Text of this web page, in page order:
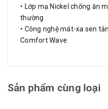
• Lớp mạ Nickel chống ăn
thường
• Công nghệ mát-xa sen
Comfort Wave
Sản phẩm cùng loại